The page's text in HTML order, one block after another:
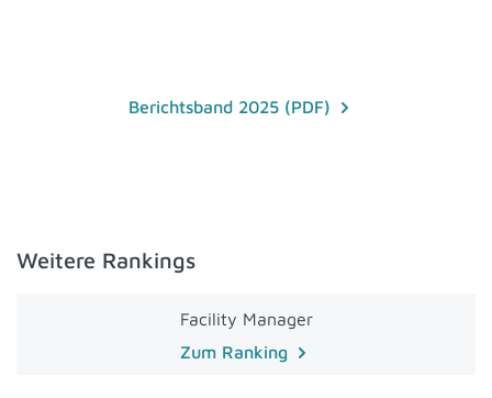
Berichtsband 2025 (PDF)
Weitere Rankings
Facility Manager
Zum Ranking